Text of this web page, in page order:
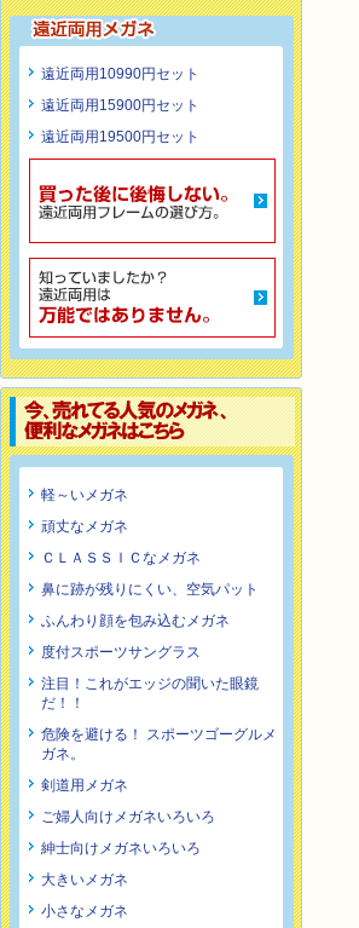
遠近両用10990円セット
遠近両用15900円セット
遠近両用19500円セット
軽～いメガネ
頑丈なメガネ
ＣＬＡＳＳＩＣなメガネ
鼻に跡が残りにくい、空気パット
ふんわり顔を包み込むメガネ
度付スポーツサングラス
注目！これがエッジの聞いた眼鏡
だ！！
危険を避ける！ スポーツゴーグルメ
ガネ。
剣道用メガネ
ご婦人向けメガネいろいろ
紳士向けメガネいろいろ
大きいメガネ
小さなメガネ